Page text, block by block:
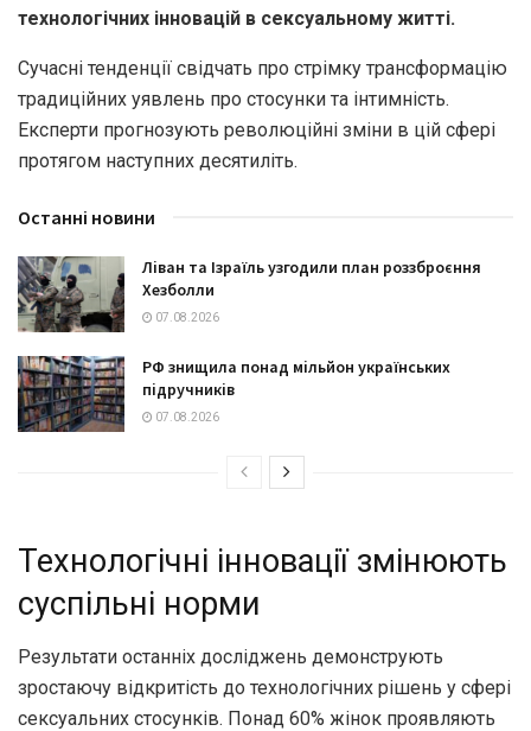
технологічних інновацій в сексуальному житті.
Сучасні тенденції свідчать про стрімку трансформацію
традиційних уявлень про стосунки та інтимність.
Експерти прогнозують революційні зміни в цій сфері
протягом наступних десятиліть.
Останні новини
Ліван та Ізраїль узгодили план роззброєння
Хезболли
07.08.2026
РФ знищила понад мільйон українських
підручників
07.08.2026
Технологічні інновації змінюють
суспільні норми
Результати останніх досліджень демонструють
зростаючу відкритість до технологічних рішень у сфері
сексуальних стосунків. Понад 60% жінок проявляють